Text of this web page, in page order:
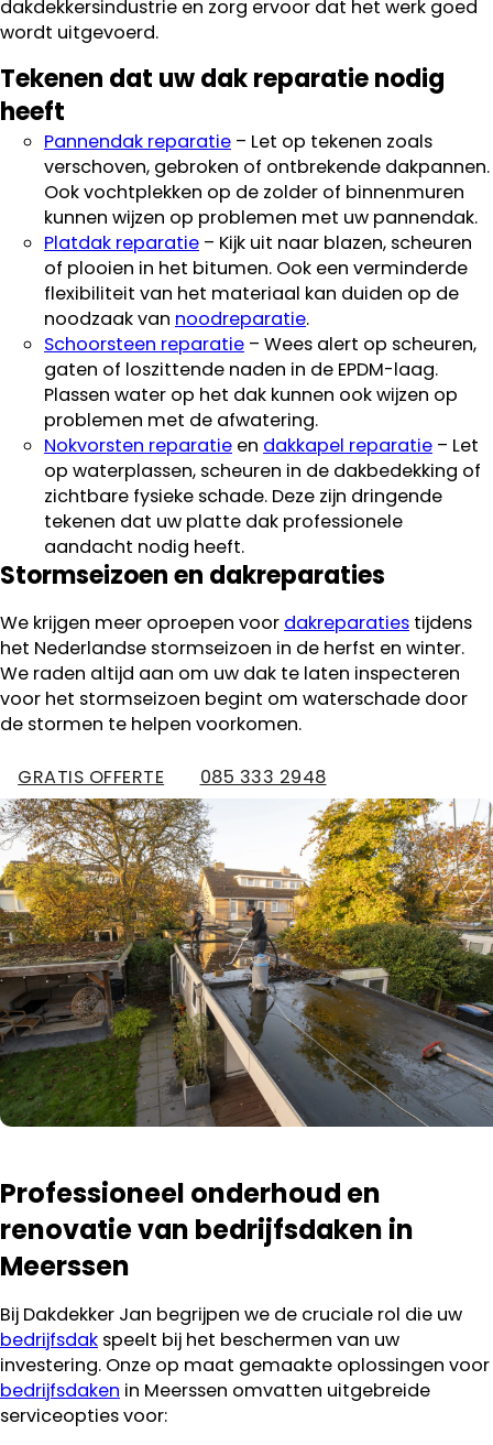
dakdekkersindustrie en zorg ervoor dat het werk goed
wordt uitgevoerd.
Tekenen dat uw dak reparatie nodig
heeft
Pannendak reparatie – Let op tekenen zoals
verschoven, gebroken of ontbrekende dakpannen.
Ook vochtplekken op de zolder of binnenmuren
kunnen wijzen op problemen met uw pannendak.
Platdak reparatie – Kijk uit naar blazen, scheuren
of plooien in het bitumen. Ook een verminderde
flexibiliteit van het materiaal kan duiden op de
noodzaak van noodreparatie.
Schoorsteen reparatie – Wees alert op scheuren,
gaten of loszittende naden in de EPDM-laag.
Plassen water op het dak kunnen ook wijzen op
problemen met de afwatering.
Nokvorsten reparatie en dakkapel reparatie – Let
op waterplassen, scheuren in de dakbedekking of
zichtbare fysieke schade. Deze zijn dringende
tekenen dat uw platte dak professionele
aandacht nodig heeft.
Stormseizoen en dakreparaties
We krijgen meer oproepen voor dakreparaties tijdens
het Nederlandse stormseizoen in de herfst en winter.
We raden altijd aan om uw dak te laten inspecteren
voor het stormseizoen begint om waterschade door
de stormen te helpen voorkomen.
GRATIS OFFERTE 085 333 2948
Professioneel onderhoud en
renovatie van bedrijfsdaken in
Meerssen
Bij Dakdekker Jan begrijpen we de cruciale rol die uw
bedrijfsdak speelt bij het beschermen van uw
investering. Onze op maat gemaakte oplossingen voor
bedrijfsdaken in Meerssen omvatten uitgebreide
serviceopties voor: